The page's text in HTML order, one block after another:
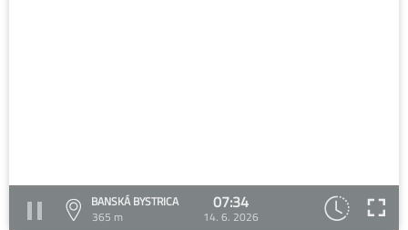
BANSKÁ BYSTRICA
365 m
07:34
14. 6. 2026